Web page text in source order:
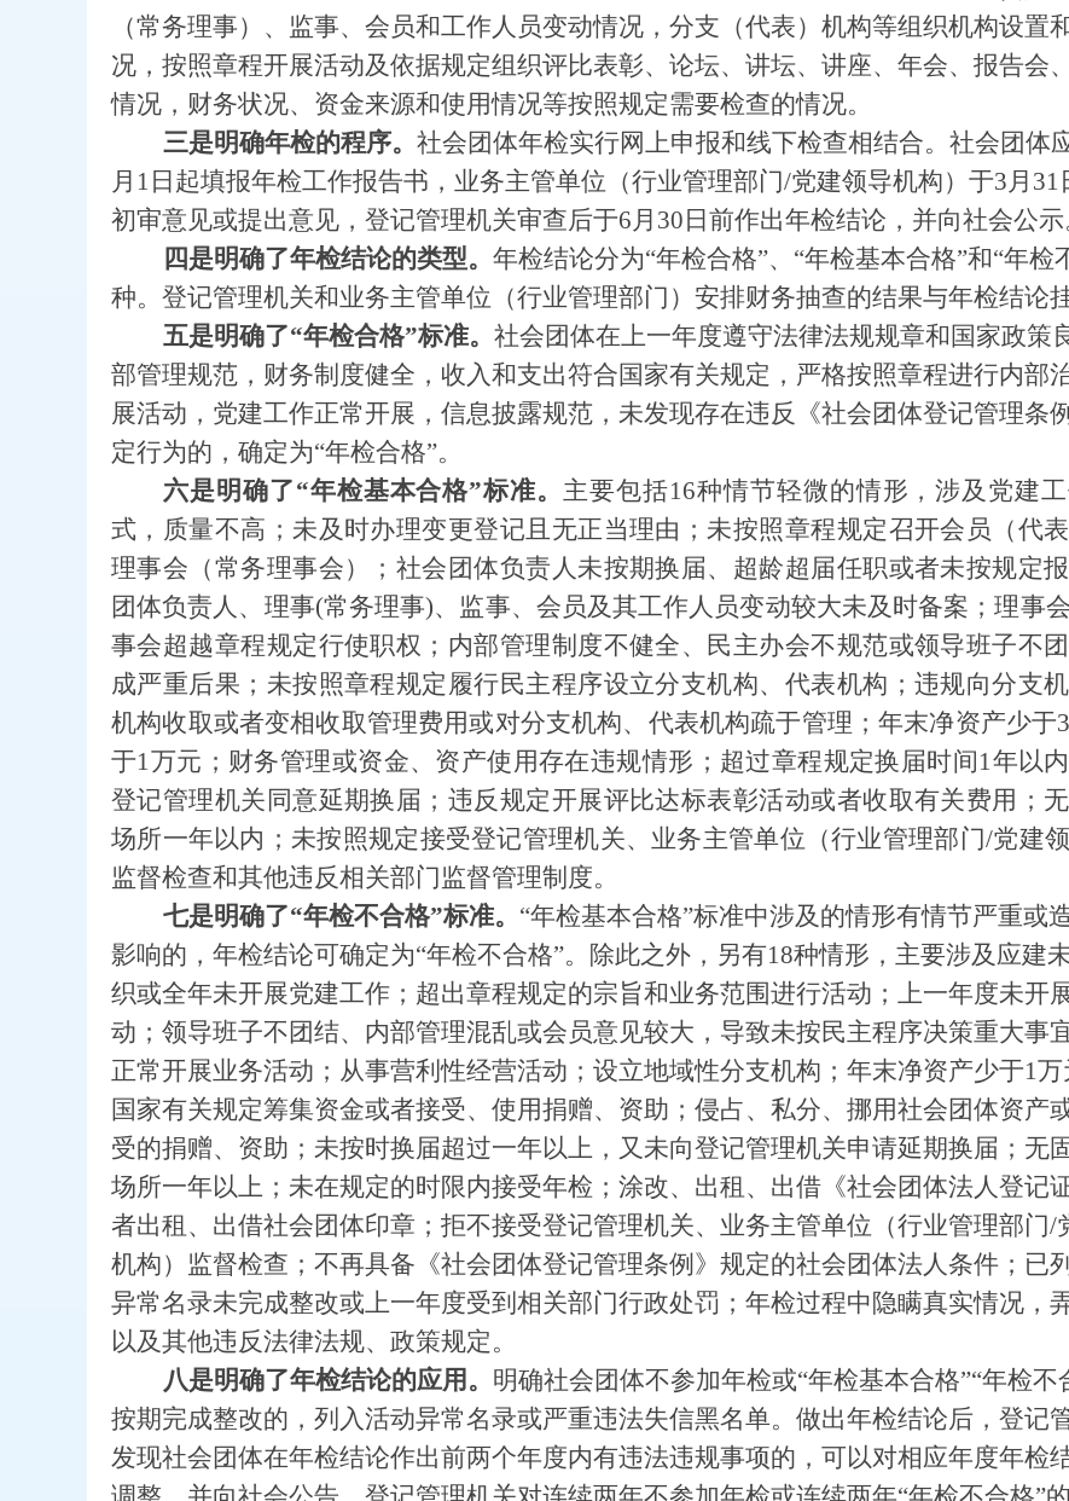
（常务理事）、监事、会员和工作人员变动情况，分支（代表）机构等组织机构设置
况，按照章程开展活动及依据规定组织评比表彰、论坛、讲坛、讲座、年会、报告会
情况，财务状况、资金来源和使用情况等按照规定需要检查的情况。
三是明确年检的程序。 社会团体年检实行网上申报和线下检查相结合。社会团体
月1日起填报年检工作报告书，业务主管单位（行业管理部门/党建领导机构）于3月
初审意见或提出意见，登记管理机关审查后于6月30日前作出年检结论，并向社会公示
四是明确了年检结论的类型。 年检结论分为“年检合格”、“年检基本合格”和“年检
种。登记管理机关和业务主管单位（行业管理部门）安排财务抽查的结果与年检结论挂
五是明确了“年检合格”标准。 社会团体在上一年度遵守法律法规规章和国家政策
部管理规范，财务制度健全，收入和支出符合国家有关规定，严格按照章程进行内部
展活动，党建工作正常开展，信息披露规范，未发现存在违反《社会团体登记管理条
定行为的，确定为“年检合格”。
六是明确了“年检基本合格”标准。 主要包括16种情节轻微的情形，涉及党建
式，质量不高；未及时办理变更登记且无正当理由；未按照章程规定召开会员（代表
理事会（常务理事会）；社会团体负责人未按期换届、超龄超届任职或者未按规定
团体负责人、理事(常务理事)、监事、会员及其工作人员变动较大未及时备案；理事
事会超越章程规定行使职权；内部管理制度不健全、民主办会不规范或领导班子不
成严重后果；未按照章程规定履行民主程序设立分支机构、代表机构；违规向分支
机构收取或者变相收取管理费用或对分支机构、代表机构疏于管理；年末净资产少于
于1万元；财务管理或资金、资产使用存在违规情形；超过章程规定换届时间1年以
登记管理机关同意延期换届；违反规定开展评比达标表彰活动或者收取有关费用；
场所一年以内；未按照规定接受登记管理机关、业务主管单位（行业管理部门/党建
监督检查和其他违反相关部门监督管理制度。
七是明确了“年检不合格”标准。 “年检基本合格”标准中涉及的情形有情节严重或
影响的，年检结论可确定为“年检不合格”。除此之外，另有18种情形，主要涉及应建
织或全年未开展党建工作；超出章程规定的宗旨和业务范围进行活动；上一年度未开
动；领导班子不团结、内部管理混乱或会员意见较大，导致未按民主程序决策重大事
正常开展业务活动；从事营利性经营活动；设立地域性分支机构；年末净资产少于1万
国家有关规定筹集资金或者接受、使用捐赠、资助；侵占、私分、挪用社会团体资产
受的捐赠、资助；未按时换届超过一年以上，又未向登记管理机关申请延期换届；无
场所一年以上；未在规定的时限内接受年检；涂改、出租、出借《社会团体法人登记
者出租、出借社会团体印章；拒不接受登记管理机关、业务主管单位（行业管理部门/
机构）监督检查；不再具备《社会团体登记管理条例》规定的社会团体法人条件；已
异常名录未完成整改或上一年度受到相关部门行政处罚；年检过程中隐瞒真实情况，
以及其他违反法律法规、政策规定。
八是明确了年检结论的应用。 明确社会团体不参加年检或“年检基本合格”“年检不
按期完成整改的，列入活动异常名录或严重违法失信黑名单。做出年检结论后，登记
发现社会团体在年检结论作出前两个年度内有违法违规事项的，可以对相应年度年检